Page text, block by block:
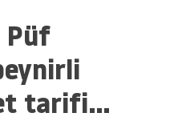
Püf
tarifi…